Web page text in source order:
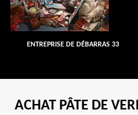
ENTREPRISE DE DÉBARRAS 33
ACHAT PÂTE DE